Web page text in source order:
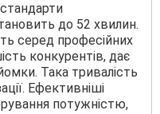
до 52 хвилин.
серед професійних
конкурентів, дає
Така тривалість
Ефективніші
потужністю,